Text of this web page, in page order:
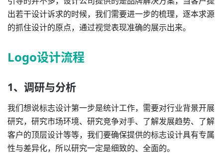
出若干设计诉求的时候，我们需要进一步的梳理，逐本求源
的抓住设计的原点，通过视觉表现准确的展示出来。
Logo设计流程
1、调研与分析
我们想说标志设计第一步是统计工作，需要对行业背景开展
研究，研究市场环境、研究竞争对手、了解发展趋势、了解
客户的顶层设计等等，我们要确保提供的标志设计具有专属
性与差异化，所以研究一定是细致的、全面的。